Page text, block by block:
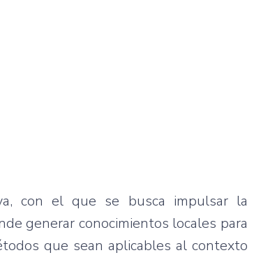
con el que se busca impulsar la
generar conocimientos locales para
que sean aplicables al contexto